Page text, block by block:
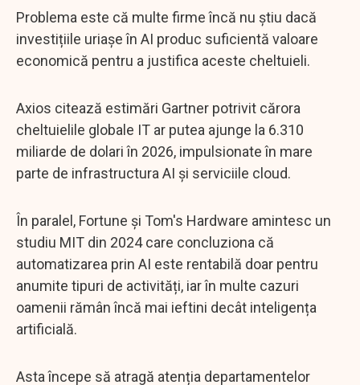
Problema este că multe firme încă nu știu dacă
investițiile uriașe în AI produc suficientă valoare
economică pentru a justifica aceste cheltuieli.
Axios citează estimări Gartner potrivit cărora
cheltuielile globale IT ar putea ajunge la 6.310
miliarde de dolari în 2026, impulsionate în mare
parte de infrastructura AI și serviciile cloud.
În paralel, Fortune și Tom's Hardware amintesc un
studiu MIT din 2024 care concluziona că
automatizarea prin AI este rentabilă doar pentru
anumite tipuri de activități, iar în multe cazuri
oamenii rămân încă mai ieftini decât inteligența
artificială.
Asta începe să atragă atenția departamentelor